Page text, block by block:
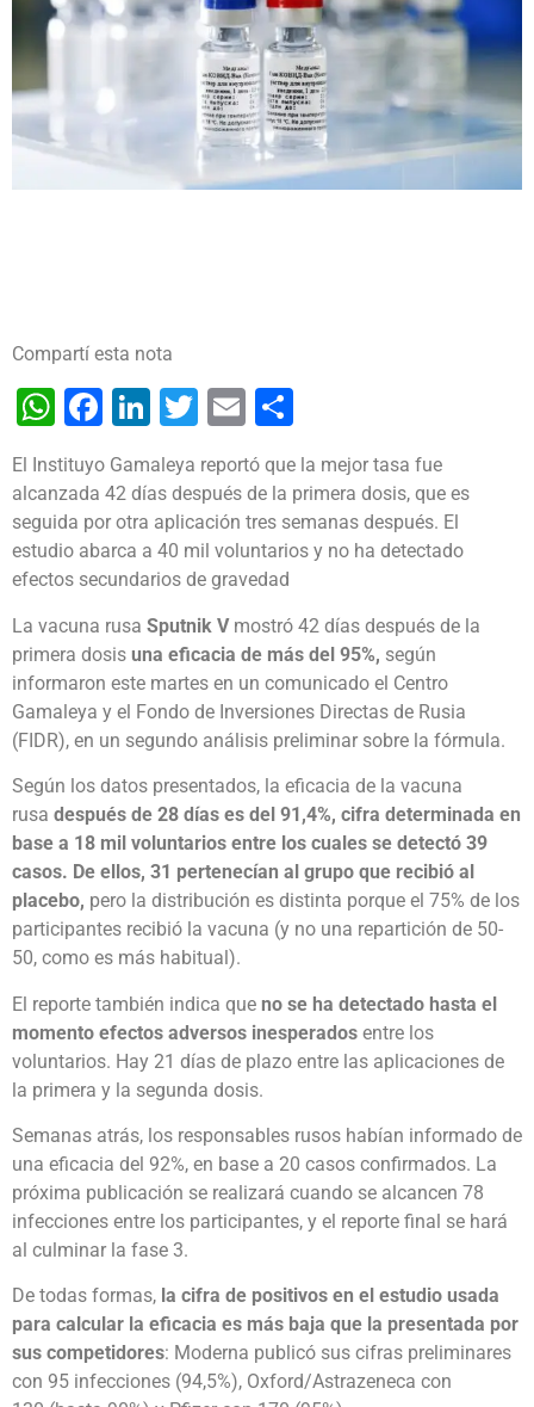
Compartí esta nota
WhatsApp
Facebook
LinkedIn
TwitterEmail
El Instituyo Gamaleya reportó que la mejor tasa fue
alcanzada 42 días después de la primera dosis, que es
seguida por otra aplicación tres semanas después. El
estudio abarca a 40 mil voluntarios y no ha detectado
efectos secundarios de gravedad
La vacuna rusa Sputnik Vmostró 42 días después de la
primera dosis una eficacia de más del 95%, según
informaron este martes en un comunicado el Centro
Gamaleya y el Fondo de Inversiones Directas de Rusia
(FIDR), en un segundo análisis preliminar sobre la fórmula.
Según los datos presentados, la eficacia de la vacuna
rusa después de 28 días es del 91,4%, cifra determinada en
base a 18 mil voluntarios entre los cuales se detectó 39
casos. De ellos, 31 pertenecían al grupo que recibió al
placebo, pero la distribución es distinta porque el 75% de los
participantes recibió la vacuna (y no una repartición de 50-
50, como es más habitual).
El reporte también indica que no se ha detectado hasta el
momento efectos adversos inesperados entre los
voluntarios. Hay 21 días de plazo entre las aplicaciones de
la primera y la segunda dosis.
Semanas atrás, los responsables rusos habían informado de
una eficacia del 92%, en base a 20 casos confirmados. La
próxima publicación se realizará cuando se alcancen 78
infecciones entre los participantes, y el reporte final se hará
al culminar la fase 3.
De todas formas, la cifra de positivos en el estudio usada
para calcular la eficacia es más baja que la presentada por
sus competidores: Moderna publicó sus cifras preliminares
con 95 infecciones (94,5%), Oxford/Astrazeneca con